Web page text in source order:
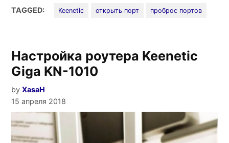
порт
проброс
портов»
TAGGED: Keenetic открыть порт проброс портов
Настройка роутера Keenetic
Giga KN-1010
by XasaH
15 апреля 2018